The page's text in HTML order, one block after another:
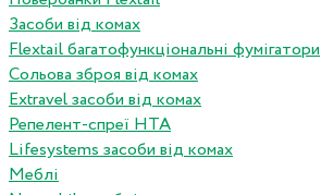
Засоби від комах
Flextail багатофункціональні фумігатори
Сольова зброя від комах
Extravel засоби від комах
Репелент-спреї HTA
Lifesystems засоби від комах
Меблі